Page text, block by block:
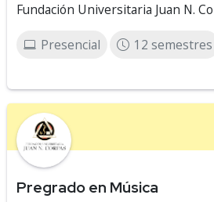
Fundación Universitaria Juan N.
Presencial 12 semestres
Pregrado en Música